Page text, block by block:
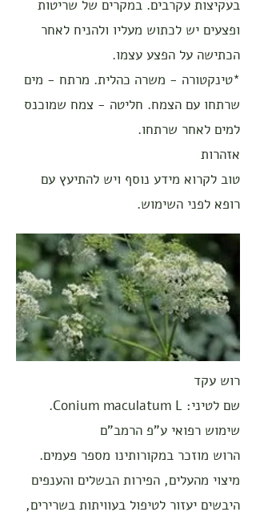
בעקיצות עקרבים. במקרים של שריטות
ופצעים יש לכתוש מעליו ולהניח לאחר
הכתישה על הפצע עצמו.
*טינקטורה - משרה כהלית. מרתח - מים
שרתחו עם הצמח. חליטה - צמח שמוכנס
למים לאחר שרתחו.
אזהרות
טוב לקרוא מידע נוסף ויש להתיעץ עם
רופא לפני השימוש.
רוש עקד
שם לטיני: Conium maculatum L.
שימוש רפואי ע"פ הרמב"ם
הרוש מוזכר במקורותינו מספר פעמים.
מיצוי מהעלים, הפירות הבשלים והענפים
היבשים יעזור לטיפול בעוויתות בשרירים,